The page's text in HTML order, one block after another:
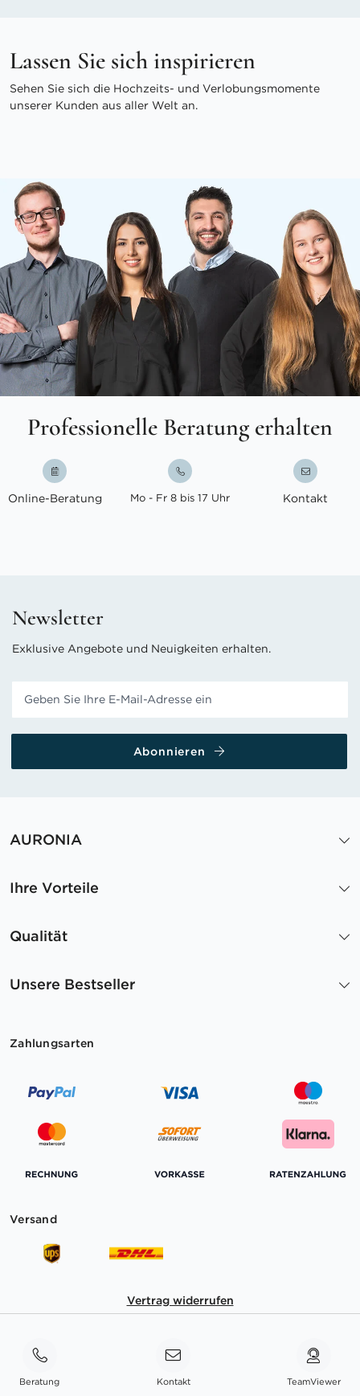
Lassen Sie sich inspirieren
Sehen Sie sich die Hochzeits- und Verlobungsmomente
unserer Kunden aus aller Welt an.
Professionelle Beratung erhalten
Online-Beratung Mo - Fr 8 bis 17 Uhr Kontakt
Newsletter
Exklusive Angebote und Neuigkeiten erhalten.
Abonnieren
AURONIA
Ihre Vorteile
Qualität
Unsere Bestseller
Zahlungsarten
Versand
Vertrag widerrufen
Beratung Kontakt TeamViewer